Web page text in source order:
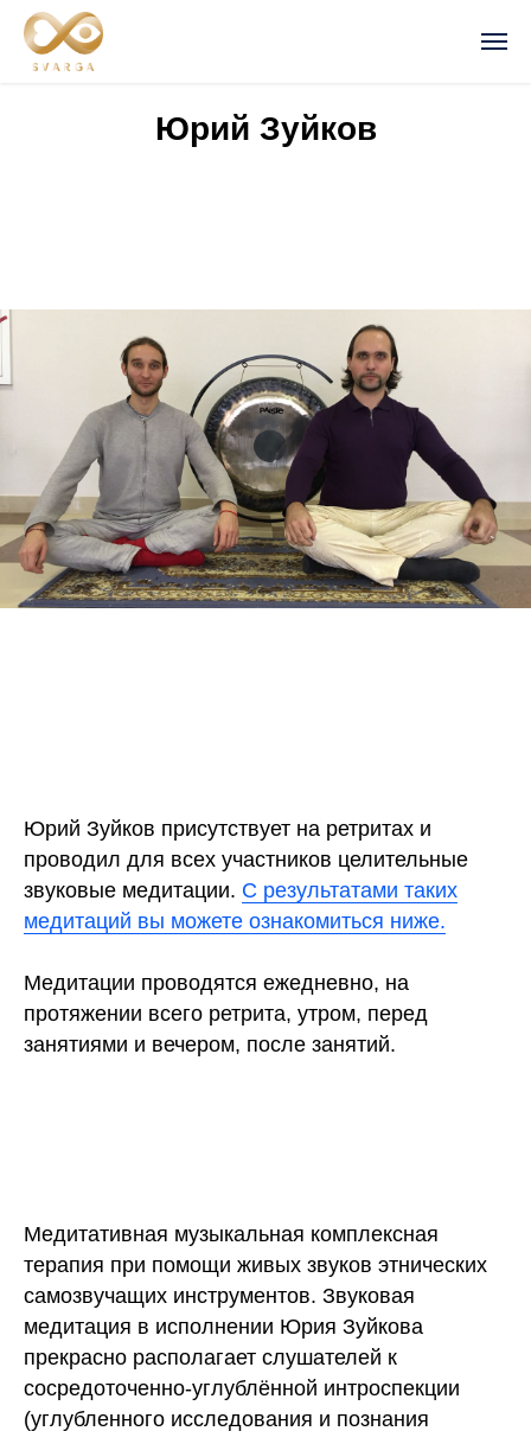
Юрий Зуйков
Юрий Зуйков присутствует на ретритах и
проводил для всех участников целительные
звуковые медитации. С результатами таких
медитаций вы можете ознакомиться ниже.
Медитации проводятся ежедневно, на
протяжении всего ретрита, утром, перед
занятиями и вечером, после занятий.
Медитативная музыкальная комплексная
терапия при помощи живых звуков этнических
самозвучащих инструментов. Звуковая
медитация в исполнении Юрия Зуйкова
прекрасно располагает слушателей к
сосредоточенно-углублённой интроспекции
(углубленного исследования и познания